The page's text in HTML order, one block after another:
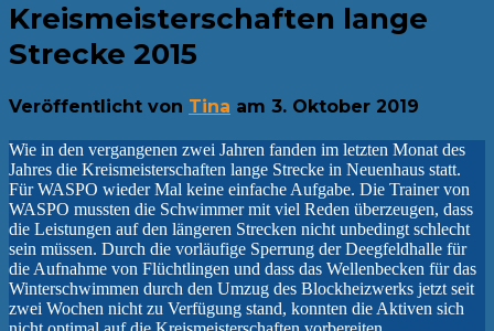
Kreismeisterschaften lange
Strecke 2015
Veröffentlicht von Tina am 3. Oktober 2019
Wie in den vergangenen zwei Jahren fanden im letzten Monat des
Jahres die Kreismeisterschaften lange Strecke in Neuenhaus statt.
Für WASPO wieder Mal keine einfache Aufgabe. Die Trainer von
WASPO mussten die Schwimmer mit viel Reden überzeugen, dass
die Leistungen auf den längeren Strecken nicht unbedingt schlecht
sein müssen. Durch die vorläufige Sperrung der Deegfeldhalle für
die Aufnahme von Flüchtlingen und dass das Wellenbecken für das
Winterschwimmen durch den Umzug des Blockheizwerks jetzt seit
zwei Wochen nicht zu Verfügung stand, konnten die Aktiven sich